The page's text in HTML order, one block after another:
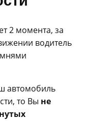
2 момента, за
водитель
автомобиль
то Вы не